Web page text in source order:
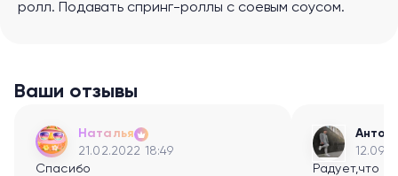
ролл. Подавать спринг-роллы с соевым соусом.
Ваши отзывы
Наталья
21.02.2022 18:49
Спасибо
Антон
Радует,что